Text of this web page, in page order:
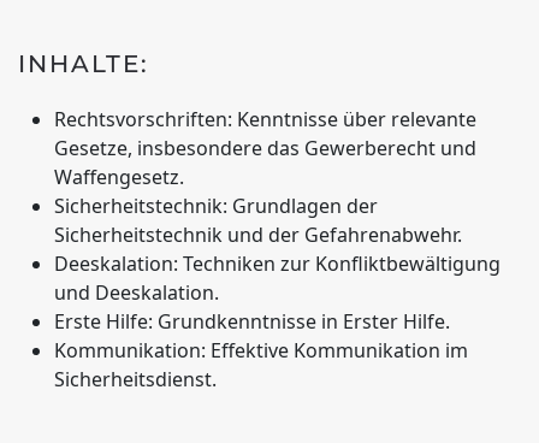
INHALTE:
Rechtsvorschriften: Kenntnisse über relevante
Gesetze, insbesondere das Gewerberecht und
Waffengesetz.
Sicherheitstechnik: Grundlagen der
Sicherheitstechnik und der Gefahrenabwehr.
Deeskalation: Techniken zur Konfliktbewältigung
und Deeskalation.
Erste Hilfe: Grundkenntnisse in Erster Hilfe.
Kommunikation: Effektive Kommunikation im
Sicherheitsdienst.